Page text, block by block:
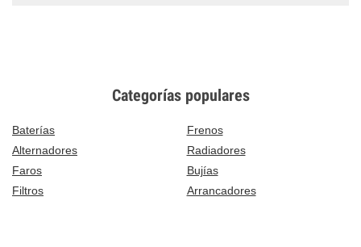
Categorías populares
Baterías
Frenos
Alternadores
Radiadores
Faros
Bujías
Filtros
Arrancadores